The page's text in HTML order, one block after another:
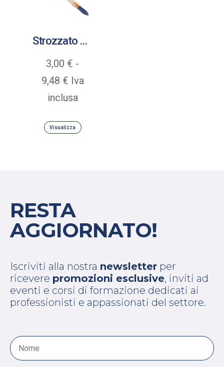
Strozzato Rechampir Serie 119 a punta
3,00 € -
9,48 €Fascia
di
da
Iva
inclusa
Visualizza
RESTA
AGGIORNATO!
Iscriviti alla nostra newsletter per
ricevere promozioni esclusive, inviti ad
eventi e corsi di formazione dedicati ai
professionisti e appassionati del settore.